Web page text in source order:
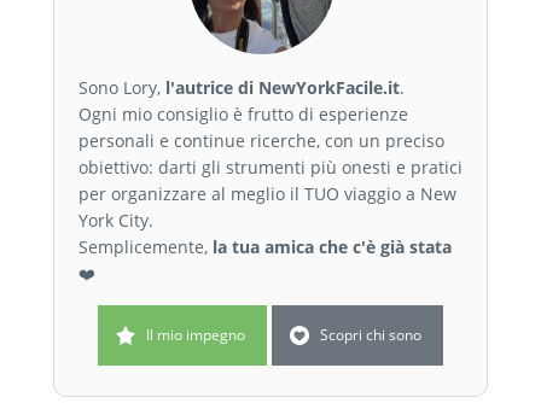
Sono Lory, l'autrice di NewYorkFacile.it.
Ogni mio consiglio è frutto di esperienze
personali e continue ricerche, con un preciso
obiettivo: darti gli strumenti più onesti e pratici
per organizzare al meglio il TUO viaggio a New
York City.
Semplicemente, la tua amica che c'è già stata
❤️
Il mio impegno Scopri chi sono